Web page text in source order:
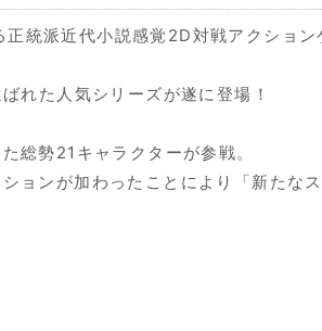
統派近代小説感覚2D対戦アクショ
れた人気シリーズが遂に登場！
総勢21キャラクターが参戦。
ョンが加わったことにより「新たな